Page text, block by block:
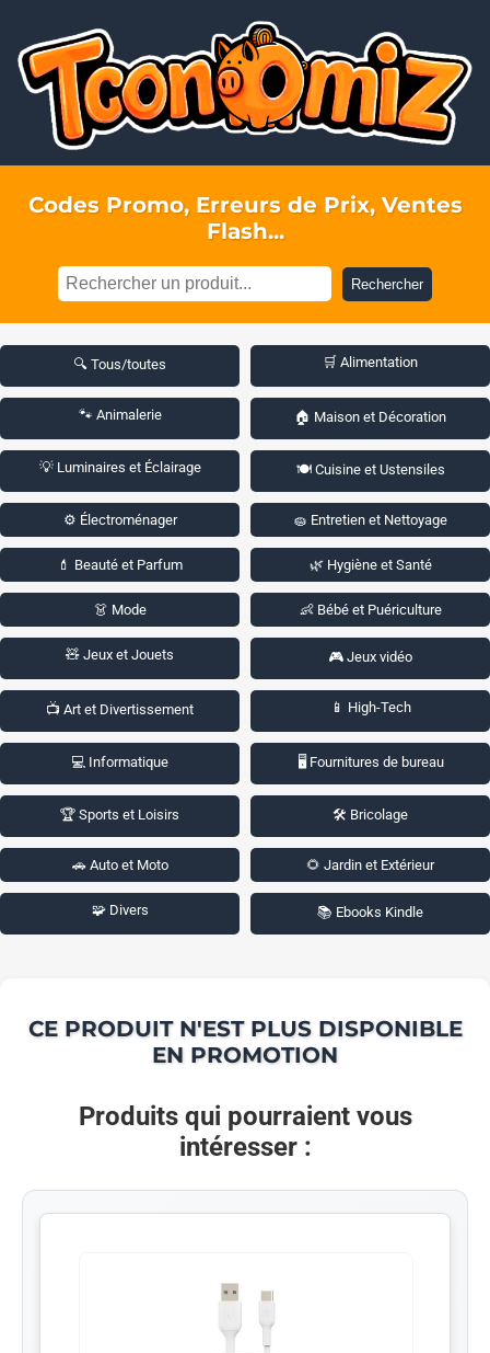
Codes Promo, Erreurs de Prix, Ventes
Flash...
Rechercher
🔍 Tous/toutes 🛒 Alimentation
🐾 Animalerie 🏠 Maison et Décoration
💡 Luminaires et Éclairage 🍽️ Cuisine et Ustensiles
⚙️ Électroménager 🧽 Entretien et Nettoyage
💄 Beauté et Parfum 🌿 Hygiène et Santé
👗 Mode 👶 Bébé et Puériculture
🧸 Jeux et Jouets 🎮 Jeux vidéo
📺 Art et Divertissement 📱 High-Tech
💻 Informatique 🖥️ Fournitures de bureau
🏆 Sports et Loisirs 🛠️ Bricolage
🚗 Auto et Moto 🌻 Jardin et Extérieur
🧩 Divers 📚 Ebooks Kindle
CE PRODUIT N'EST PLUS DISPONIBLE
EN PROMOTION
Produits qui pourraient vous
intéresser :